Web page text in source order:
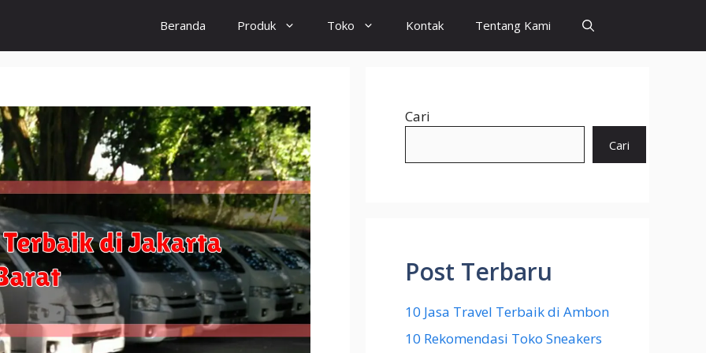
Beranda Produk Toko Kontak Tentang Kami
Cari
Cari
Post Terbaru
10 Jasa Travel Terbaik di Ambon
10 Rekomendasi Toko Sneakers